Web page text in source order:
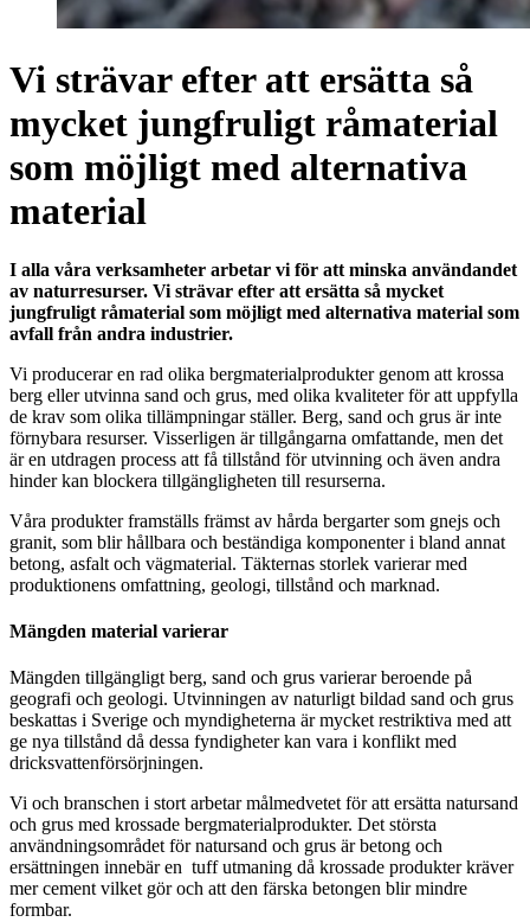
Vi strävar efter att ersätta så
mycket jungfruligt råmaterial
som möjligt med alternativa
material
I alla våra verksamheter arbetar vi för att minska användandet
av naturresurser. Vi strävar efter att ersätta så mycket
jungfruligt råmaterial som möjligt med alternativa material som
avfall från andra industrier.
Vi producerar en rad olika bergmaterialprodukter genom att krossa
berg eller utvinna sand och grus, med olika kvaliteter för att uppfylla
de krav som olika tillämpningar ställer. Berg, sand och grus är inte
förnybara resurser. Visserligen är tillgångarna omfattande, men det
är en utdragen process att få tillstånd för utvinning och även andra
hinder kan blockera tillgängligheten till resurserna.
Våra produkter framställs främst av hårda bergarter som gnejs och
granit, som blir hållbara och beständiga komponenter i bland annat
betong, asfalt och vägmaterial. Täkternas storlek varierar med
produktionens omfattning, geologi, tillstånd och marknad.
Mängden material varierar
Mängden tillgängligt berg, sand och grus varierar beroende på
geografi och geologi. Utvinningen av naturligt bildad sand och grus
beskattas i Sverige och myndigheterna är mycket restriktiva med att
ge nya tillstånd då dessa fyndigheter kan vara i konflikt med
dricksvattenförsörjningen.
Vi och branschen i stort arbetar målmedvetet för att ersätta natursand
och grus med krossade bergmaterialprodukter. Det största
användningsområdet för natursand och grus är betong och
ersättningen innebär en tuff utmaning då krossade produkter kräver
mer cement vilket gör och att den färska betongen blir mindre
formbar.